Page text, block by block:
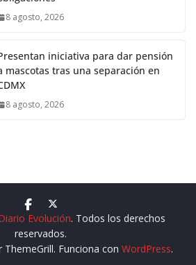
8 agosto, 2026
iniciativa para dar pensión
mascotas tras una separación en
8 agosto, 2026
Evolución. Todos los derechos
reservados.
Funciona con WordPress.